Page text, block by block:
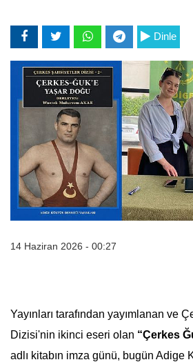
Dinle
14 Haziran 2026 - 00:27
Yayınları tarafından yayımlanan ve
Dizisi'nin ikinci eseri olan “Çerkes
adlı kitabın imza günü, bugün Adige